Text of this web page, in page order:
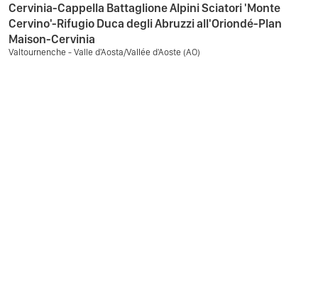
Cervinia-Cappella Battaglione Alpini Sciatori 'Monte
Cervino'-Rifugio Duca degli Abruzzi all'Oriondé-Plan
Maison-Cervinia
Valtournenche - Valle d'Aosta/Vallée d'Aoste (AO)